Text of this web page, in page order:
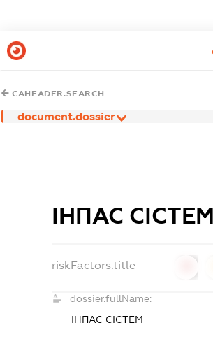
CAHEADER.SEARCH
document.dossier
ІНПАС СІСТЕМ
riskFactors.title
dossier.fullName:
ІНПАС СІСТЕМ